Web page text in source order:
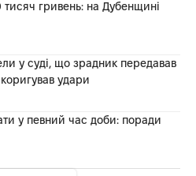
гривень: на Дубенщині
у суді, що зрадник передавав
удари
у певний час доби: поради